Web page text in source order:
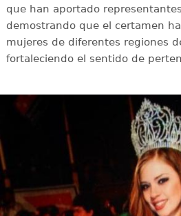
que han aportado
demostrando que el certamen
mujeres de diferentes regiones
fortaleciendo el sentido de